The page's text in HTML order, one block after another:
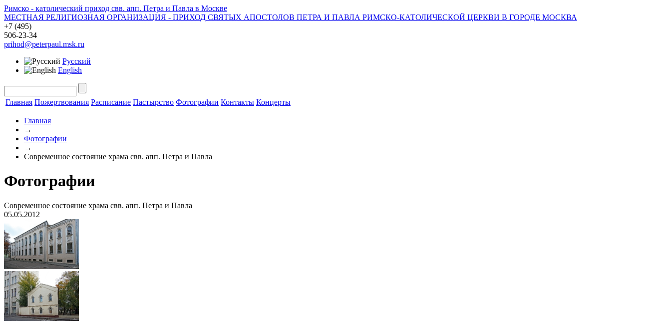
Римско - католический приход свв. апп. Петра и Павла в Москве
МЕСТНАЯ РЕЛИГИОЗНАЯ ОРГАНИЗАЦИЯ - ПРИХОД СВЯТЫХ АПОСТОЛОВ ПЕТРА И ПАВЛА РИМСКО-КАТОЛИЧЕСКОЙ ЦЕРКВИ В ГОРОДЕ МОСКВА
+7 (495)
506-23-34
prihod@peterpaul.msk.ru
Русский
English
Главная Пожертвования Расписание Пастырство Фотографии Контакты Концерты
Главная
→
Фотографии
→
Современное состояние храма свв. апп. Петра и Павла
Фотографии
Современное состояние храма свв. апп. Петра и Павла
05.05.2012